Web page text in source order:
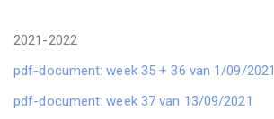
2021-2022
pdf-document: week 35 + 36 van 1/09/2021
pdf-document: week 37 van 13/09/2021